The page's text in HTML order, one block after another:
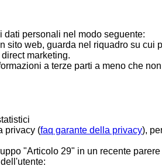
dati personali nel modo seguente:
sito web, guarda nel riquadro su cui
marketing.
a terze parti a meno che
privacy (faq garante della privacy),
"Articolo 29" in un recente